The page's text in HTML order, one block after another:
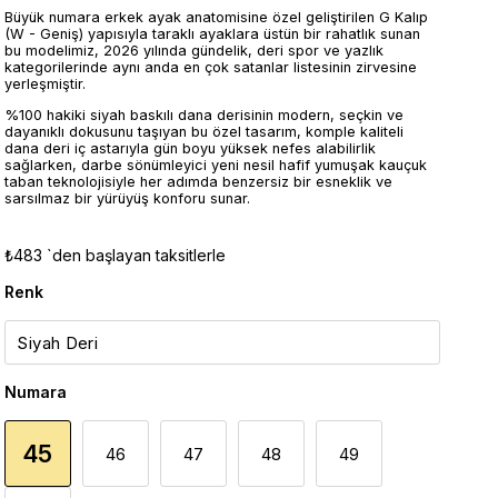
Büyük numara erkek ayak anatomisine özel geliştirilen G Kalıp
(W - Geniş) yapısıyla taraklı ayaklara üstün bir rahatlık sunan
bu modelimiz, 2026 yılında gündelik, deri spor ve yazlık
kategorilerinde aynı anda en çok satanlar listesinin zirvesine
yerleşmiştir.
%100 hakiki siyah baskılı dana derisinin modern, seçkin ve
dayanıklı dokusunu taşıyan bu özel tasarım, komple kaliteli
dana deri iç astarıyla gün boyu yüksek nefes alabilirlik
sağlarken, darbe sönümleyici yeni nesil hafif yumuşak kauçuk
taban teknolojisiyle her adımda benzersiz bir esneklik ve
sarsılmaz bir yürüyüş konforu sunar.
₺483 `den başlayan taksitlerle
Renk
Numara
45 46 47 48 49